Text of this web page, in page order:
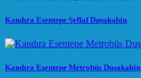
Kandıra Esentepe Şeffaf Duşakabin
Kandıra Esentepe Metrobüs Duşakabin